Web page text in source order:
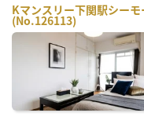
Kマンスリー下関駅シーモ
(No.126113)